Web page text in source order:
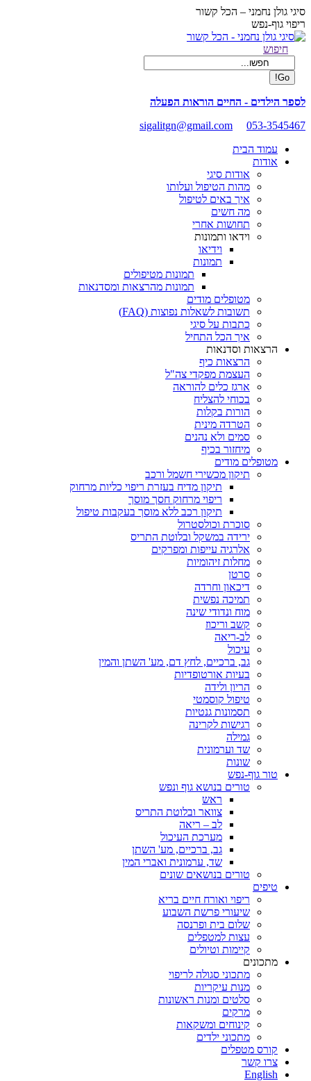
Skip
to
content
סיגי גולן נחמני – הכל קשור
ריפוי גוף-נפש
Facebook
opens
new
window
Search:
חיפוש
לספר הילדים - החיים הוראות הפעלה
sigalitgn@gmail.com
053-3545467
עמוד הבית
אודות
אודות סיגי
מהות הטיפול ועלותו
איך באים לטיפול
מה חשים
תחושות אחרי
וידאו ותמונות
וידיאו
תמונות
תמונות מטיפולים
תמונות מהרצאות ומסדנאות
מטופלים מודים
תשובות לשאלות נפוצות (FAQ)
כתבות על סיגי
איך הכל התחיל
הרצאות וסדנאות
הרצאות כיף
העצמת מפקדי צה"ל
ארגז כלים להוראה
בכוחי להצליח
הורות בקלות
הטרדה מינית
סמים ולא נהנים
מיחזור בכיף
מטופלים מודים
תיקון מכשירי חשמל ורכב
תיקון מדיח בעזרת ריפוי כליות מרחוק
ריפוי מרחוק חסך מוסך
תיקון רכב ללא מוסך בעקבות טיפול
סוכרת וכולסטרול
ירידה במשקל ובלוטת התריס
אלרגיה עייפות ומפרקים
מחלות זיהומיות
סרטן
דיכאון וחרדה
תמיכה נפשית
מוח ונדודי שינה
קשב וריכוז
לב-ריאה
עיכול
גב, ברכיים, לחץ דם, מע' השתן והמין
בעיות אורטופדיות
הריון ולידה
טיפול קוסמטי
תסמונות גנטיות
רגישות לקרינה
גמילה
שד וערמונית
שונות
טור גוף-נפש
טורים בנושא גוף ונפש
ראש
צוואר ובלוטת התריס
לב – ריאה
מערכת העיכול
גב, ברכיים, מע' השתן
שד, ערמונית ואברי המין
טורים בנושאים שונים
טיפים
ריפוי ואורח חיים בריא
שיעורי פרשת השבוע
שלום בית ופרנסה
עצות למטפלים
קיימות וטיולים
מתכונים
מתכוני סגולה לריפוי
מנות עיקריות
סלטים ומנות ראשונות
מרקים
קינוחים ומשקאות
מתכוני ילדים
קורס מטפלים
צרו קשר
English